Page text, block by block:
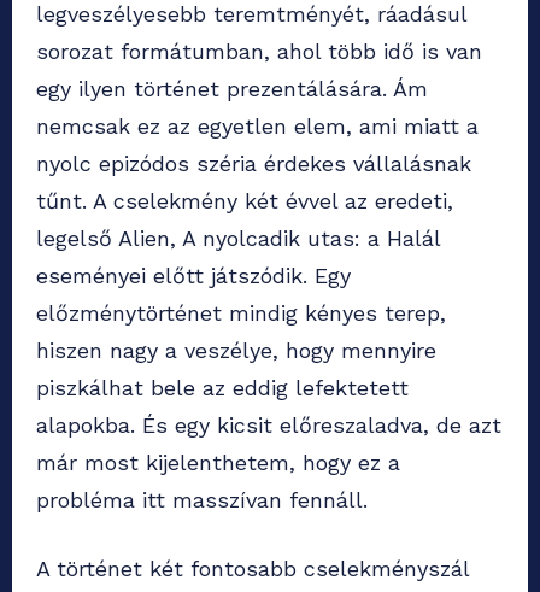
legveszélyesebb teremtményét, ráadásul
sorozat formátumban, ahol több idő is van
egy ilyen történet prezentálására. Ám
nemcsak ez az egyetlen elem, ami miatt a
nyolc epizódos széria érdekes vállalásnak
tűnt. A cselekmény két évvel az eredeti,
legelső Alien, A nyolcadik utas: a Halál
eseményei előtt játszódik. Egy
előzménytörténet mindig kényes terep,
hiszen nagy a veszélye, hogy mennyire
piszkálhat bele az eddig lefektetett
alapokba. És egy kicsit előreszaladva, de azt
már most kijelenthetem, hogy ez a
probléma itt masszívan fennáll.
A történet két fontosabb cselekményszál